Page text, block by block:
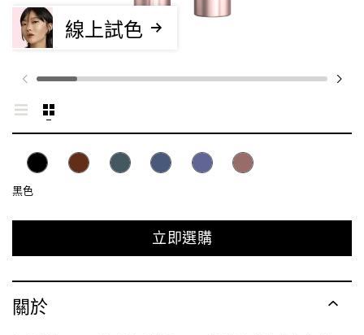
黑色
線上試色
立即選購
關於